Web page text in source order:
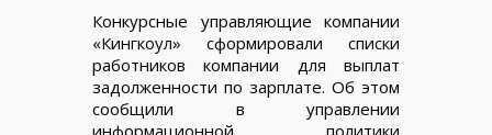
Конкурсные управляющие компании
«Кингкоул» сформировали списки
работников компании для выплат
задолженности по зарплате. Об этом
сообщили в управлении
информационной политики